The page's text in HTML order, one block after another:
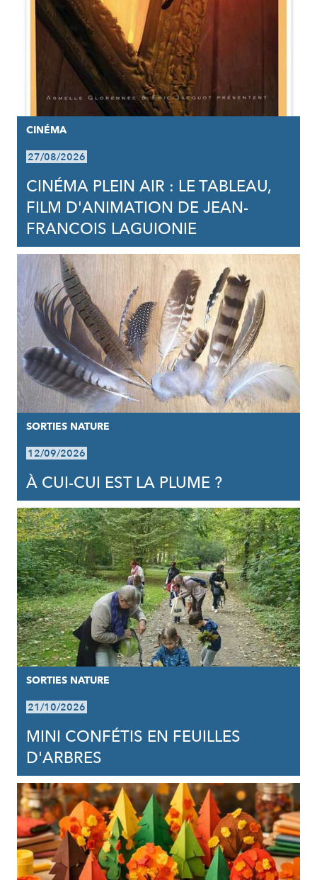
CINÉMA
27/08/2026
CINÉMA PLEIN AIR : LE TABLEAU,
FILM D'ANIMATION DE JEAN-
FRANCOIS LAGUIONIE
SORTIES NATURE
12/09/2026
À CUI-CUI EST LA PLUME ?
SORTIES NATURE
21/10/2026
MINI CONFÉTIS EN FEUILLES
D'ARBRES